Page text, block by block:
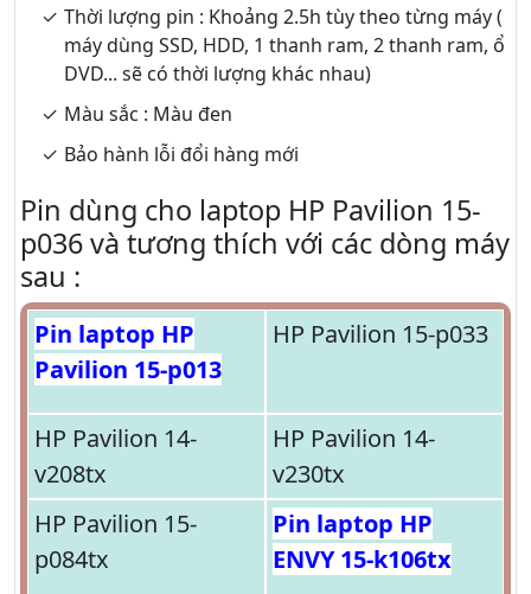
Thời lượng pin : Khoảng 2.5h tùy theo từng máy (
máy dùng SSD, HDD, 1 thanh ram, 2 thanh ram, ổ
DVD... sẽ có thời lượng khác nhau)
Màu sắc : Màu đen
Bảo hành lỗi đổi hàng mới
Pin dùng cho laptop HP Pavilion 15-
p036 và tương thích với các dòng máy
sau :
Pin laptop HP
Pavilion 15-p013
HP Pavilion 15-p033
HP Pavilion 14-
v208tx
HP Pavilion 14-
v230tx
HP Pavilion 15-
p084tx
Pin laptop HP
ENVY 15-k106tx